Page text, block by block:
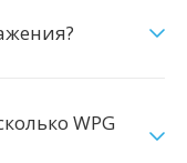
WPG